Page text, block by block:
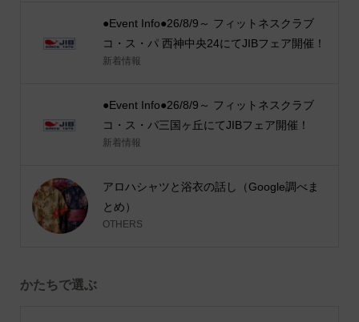
●Event Info●26/8/9～ フィットネスクラブ
コ・ス・パ 西神中央24にてJIBフェア開催！
新着情報
●Event Info●26/8/9～ フィットネスクラブ
コ・ス・パ三国ヶ丘にてJIBフェア開催！
新着情報
アロハシャツと浴衣の話し（Google調べま
とめ）
OTHERS
かたちで選ぶ